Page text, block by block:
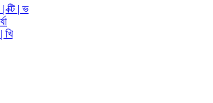
ক্টি | ভ
খি